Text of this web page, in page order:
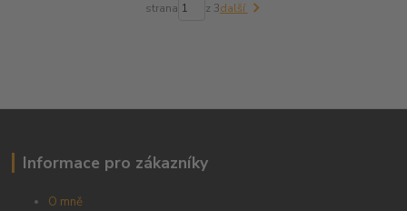
strana z 3další
Informace pro zákazníky
O mně